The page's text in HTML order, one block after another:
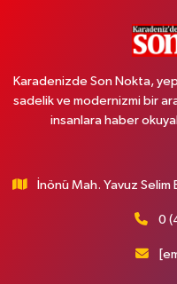
Karadenizde Son Nokta,
sadelik ve modernizmi bir
insanlara haber
İnönü Mah. Yavuz
0